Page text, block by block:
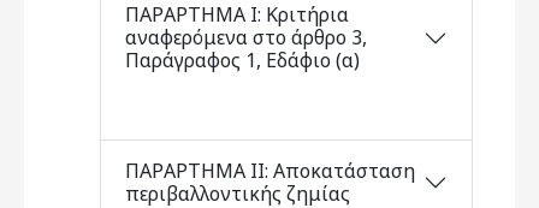
ΠΑΡΑΡΤΗΜΑ I: Κριτήρια
αναφερόμενα στο άρθρο 3,
Παράγραφος 1, Εδάφιο (α)
ΠΑΡΑΡΤΗΜΑ II: Αποκατάσταση
περιβαλλοντικής ζημίας